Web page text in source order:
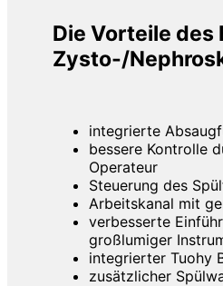
Die Vorteile des
Zysto-/
integrierte
bessere Kontrolle
Operateur
Steuerung des
Arbeitskanal mit
verbesserte
großlumiger
integrierter Tuohy
zusätzlicher